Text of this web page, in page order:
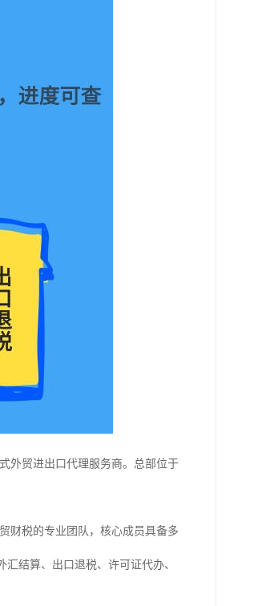
外贸进出口代理服务商。总部位于
财税的专业团队，核心成员具备多
结算、出口退税、许可证代办、